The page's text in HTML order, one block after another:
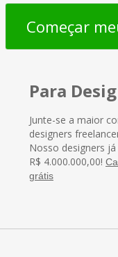
Começar
Para
Junte-se a maior
designers
Nosso designers
R$ 4.000.000,00!
grátis